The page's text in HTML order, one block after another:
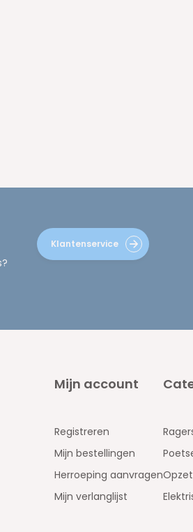
Klantenservice
Mijn account
Registreren
Mijn bestellingen
Herroeping aanvragen
Mijn verlanglijst